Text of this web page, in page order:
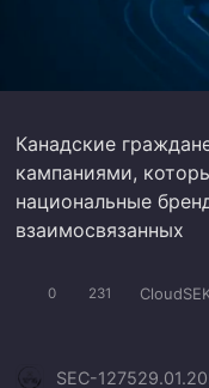
Канадские
кампаниями,
национальные
взаимосвязанных
0 231
SEC-1275